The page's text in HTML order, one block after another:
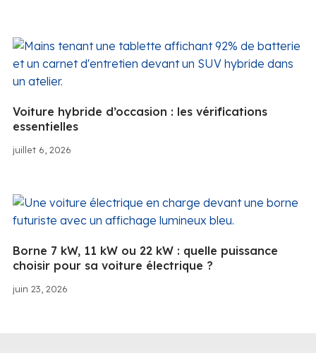
juillet 6, 2026
Voiture hybride d’occasion : les vérifications
essentielles
juin 23, 2026
Borne 7 kW, 11 kW ou 22 kW : quelle puissance
choisir pour sa voiture électrique ?